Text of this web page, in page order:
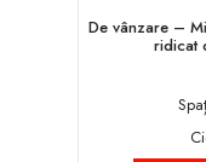
De vânzare –
ridicat